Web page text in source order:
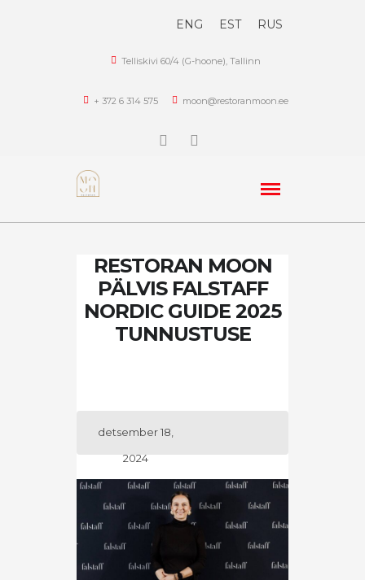
ENG EST RUS
Telliskivi 60/4 (G-hoone), Tallinn
+ 372 6 314 575 moon@restoranmoon.ee
RESTORAN MOON
PÄLVIS FALSTAFF
NORDIC GUIDE 2025
TUNNUSTUSE
detsember 18,
2024